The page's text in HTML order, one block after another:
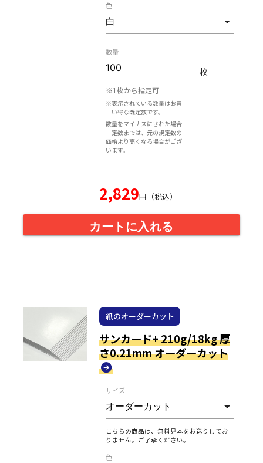
色
数量
※1枚から指定可
※表示されている数量はお買
い得な既定数です。
数量をマイナスにされた場合
一定数までは、元の規定数の
価格より高くなる場合がござ
います。
枚
2,829円（税込）
カートに入れる
紙のオーダーカット
サンカード+ 210g/18kg 厚
さ0.21mm オーダーカット
サイズ
こちらの商品は、無料見本をお送りしてお
りません。ご了承ください。
色